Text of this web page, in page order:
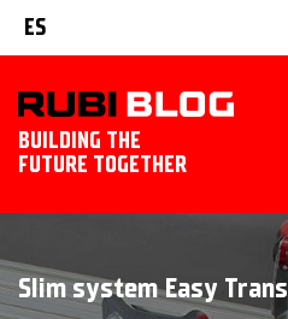
ES
BUILDING THE
FUTURE TOGETHER
TRUCOS Y CONSEJOS
Slim system Easy Trans